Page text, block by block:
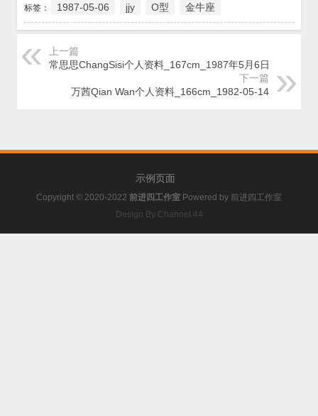
标签： 1987-05-06 jjy O型 金牛座
上一篇
常思思ChangSisi个人资料_167cm_1987年5月6日
下一篇
万茜Qian Wan个人资料_166cm_1982-05-14
示例页面
Copyright © 2020-2022 前进四工作室 Powered by 前进四工作室
Design By Channel 44